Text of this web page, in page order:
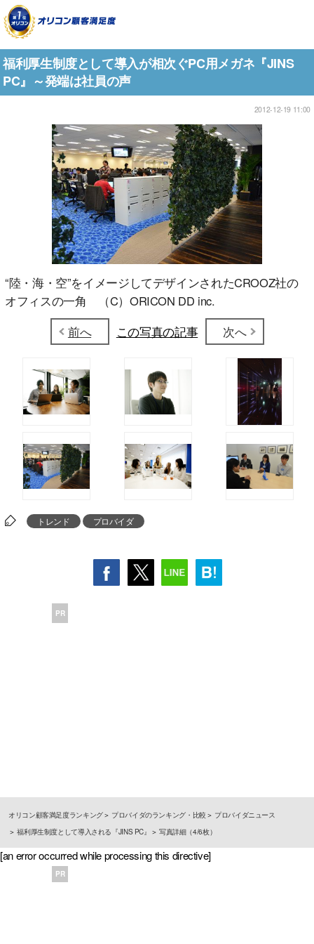
福利厚生制度として導入が相次ぐPC用メガネ『JINS
PC』～発端は社員の声
2012-12-19 11:00
“陸・海・空”をイメージしてデザインされたCROOZ社の
オフィスの一角 （C）ORICON DD inc.
前へ
この写真の記事 次へ
トレンド プロバイダ
PR
オリコン顧客満足度ランキング プロバイダのランキング・比較
プロバイダニュース
福利厚生制度として導入される『JINS PC』
写真詳細（4/6枚）
[an error occurred while processing this directive]
PR